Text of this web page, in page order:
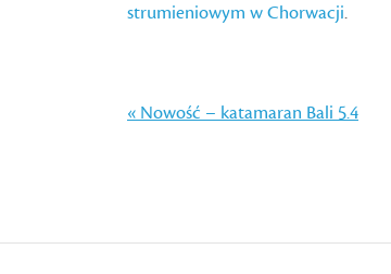
strumieniowym w Chorwacji.
« Nowość – katamaran Bali 5.4